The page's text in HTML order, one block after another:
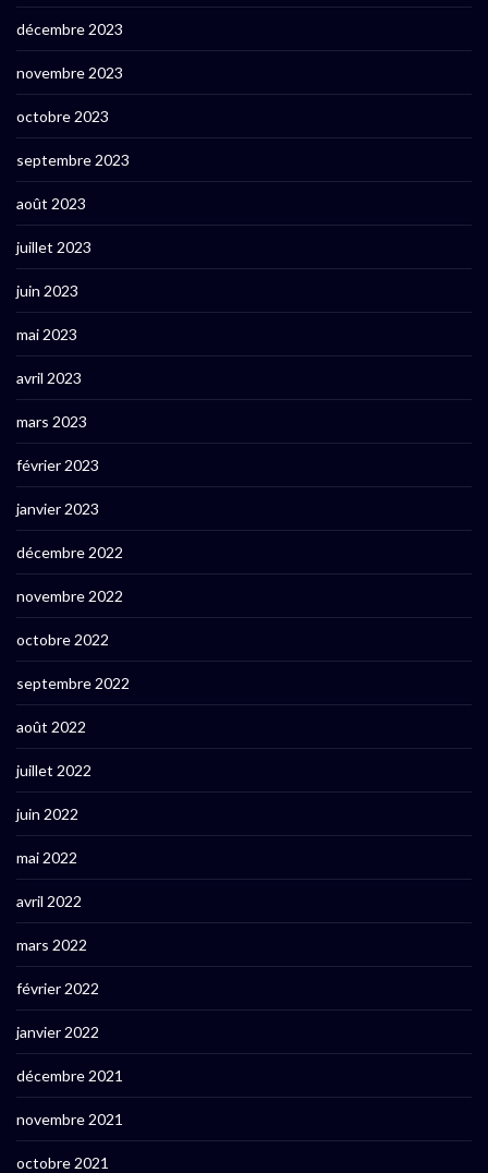
décembre 2023
novembre 2023
octobre 2023
septembre 2023
août 2023
juillet 2023
juin 2023
mai 2023
avril 2023
mars 2023
février 2023
janvier 2023
décembre 2022
novembre 2022
octobre 2022
septembre 2022
août 2022
juillet 2022
juin 2022
mai 2022
avril 2022
mars 2022
février 2022
janvier 2022
décembre 2021
novembre 2021
octobre 2021